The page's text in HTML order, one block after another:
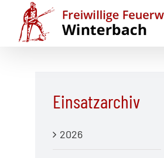
Inhalt
springen
Einsatzarchiv
2026